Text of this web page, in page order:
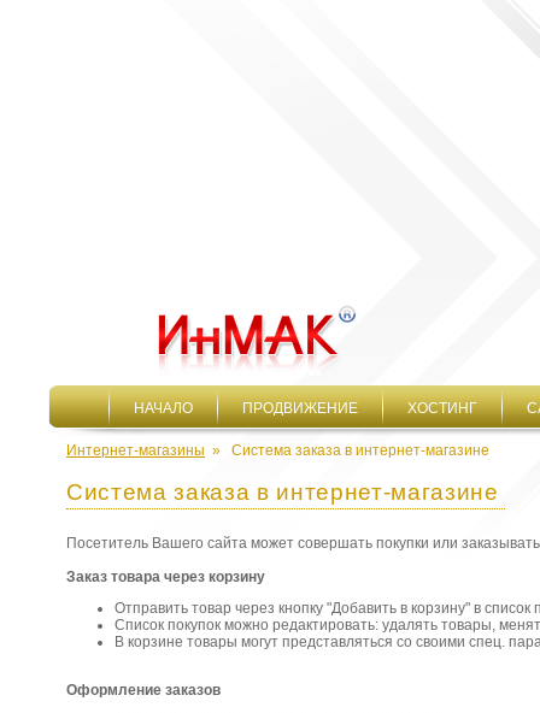
НАЧАЛО ПРОДВИЖЕНИЕ ХОСТИНГ
Интернет-магазины » Система заказа в интернет-магазине
Система заказа в интернет-магазине
Посетитель Вашего сайта может совершать покупки или
Заказ товара через корзину
Отправить товар через кнопку "Добавить в корзину" в список
Список покупок можно редактировать: удалять товары,
В корзине товары могут представляться со своими спец.
Оформление заказов